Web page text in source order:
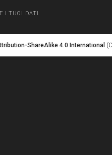
I TUOI DATI
ShareAlike 4.0 International